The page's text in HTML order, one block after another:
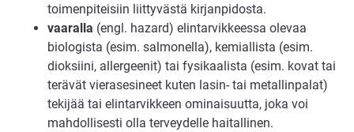
toimenpiteisiin liittyvästä kirjanpidosta.
vaaralla (engl. hazard) elintarvikkeessa olevaa
biologista (esim. salmonella), kemiallista (esim.
dioksiini, allergeenit) tai fysikaalista (esim. kovat tai
terävät vierasesineet kuten lasin- tai metallinpalat)
tekijää tai elintarvikkeen ominaisuutta, joka voi
mahdollisesti olla terveydelle haitallinen.